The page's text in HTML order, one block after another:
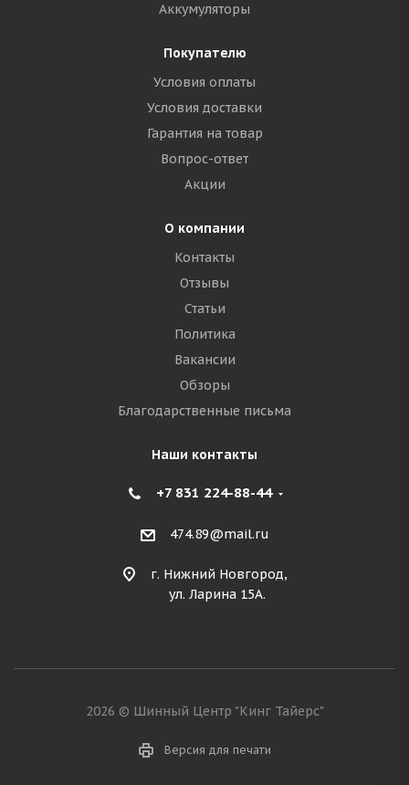
Аккумуляторы
Покупателю
Условия оплаты
Условия доставки
Гарантия на товар
Вопрос-ответ
Акции
О компании
Контакты
Отзывы
Статьи
Политика
Вакансии
Обзоры
Благодарственные письма
Наши контакты
+7 831 224-88-44
474.89@mail.ru
г. Нижний Новгород,
ул. Ларина 15А.
2026 © Шинный Центр "Кинг Тайерс"
Версия для печати